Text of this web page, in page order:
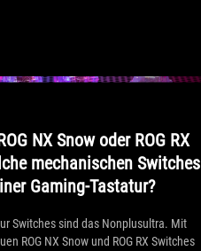
NX Snow oder ROG RX
mechanischen Switches
Gaming-Tastatur?
Switches sind das Nonplusultra. Mit
ROG NX Snow und ROG RX Switches